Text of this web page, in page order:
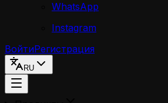
WhatsApp
Instagram
ВойтиРегистрация
RU